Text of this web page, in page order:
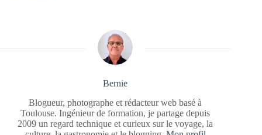
Bernie
Blogueur, photographe et rédacteur web basé à
Toulouse. Ingénieur de formation, je partage depuis
2009 un regard technique et curieux sur le voyage, la